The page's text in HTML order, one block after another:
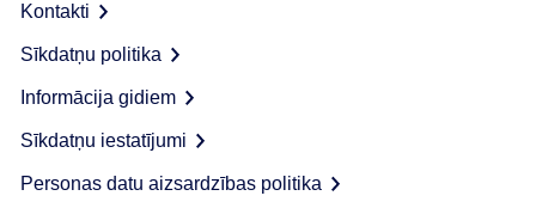
Kontakti
Sīkdatņu politika
Informācija gidiem
Sīkdatņu iestatījumi
Personas datu aizsardzības politika